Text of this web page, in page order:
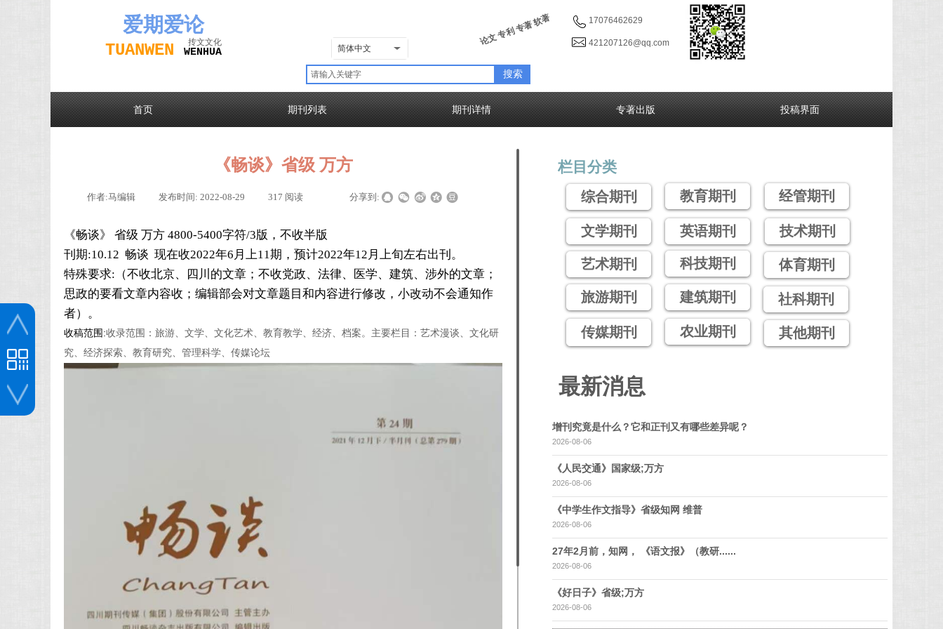
爱期爱论
TUANWEN WENHUA
17076462629
421207126@qq.com
抟文文化
简体中文
论文 专利 专著 软著
搜索
首页 期刊列表 期刊详情 专著出版 投稿界面
文学期刊
栏目分类
综合期刊
艺术期刊
旅游期刊
传媒期刊
教育期刊
英语期刊
科技期刊
建筑期刊
农业期刊
经管期刊
技术期刊
体育期刊
社科期刊
其他期刊
《畅谈》省级 万方
作者:马编辑 发布时间: 2022-08-29 317 阅读 分享到:
《畅谈》 省级 万方 4800-5400字符/3版，不收半版
刊期:10.12 畅谈 现在收2022年6月上11期，预计2022年12月上旬左右出刊。
特殊要求:（不收北京、四川的文章；不收党政、法律、医学、建筑、涉外的文章；
思政的要看文章内容收；编辑部会对文章题目和内容进行修改，小改动不会通知作
者）。
收稿范围:收录范围：旅游、文学、文化艺术、教育教学、经济、档案。主要栏目：艺术漫谈、文化研
究、经济探索、教育研究、管理科学、传媒论坛
最新消息
增刊究竟是什么？它和正刊又有哪些差异呢？
2026-08-06
《人民交通》国家级;万方
2026-08-06
《中学生作文指导》省级知网 维普
2026-08-06
27年2月前，知网， 《语文报》（教研......
2026-08-06
《好日子》省级;万方
2026-08-06
关注公众号